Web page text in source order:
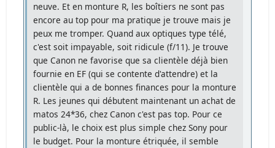
neuve. Et en monture R, les boîtiers ne sont pas
encore au top pour ma pratique je trouve mais je
peux me tromper. Quand aux optiques type télé,
c'est soit impayable, soit ridicule (f/11). Je trouve
que Canon ne favorise que sa clientèle déjà bien
fournie en EF (qui se contente d'attendre) et la
clientèle qui a de bonnes finances pour la monture
R. Les jeunes qui débutent maintenant un achat de
matos 24*36, chez Canon c'est pas top. Pour ce
public-là, le choix est plus simple chez Sony pour
le budget. Pour la monture étriquée, il semble